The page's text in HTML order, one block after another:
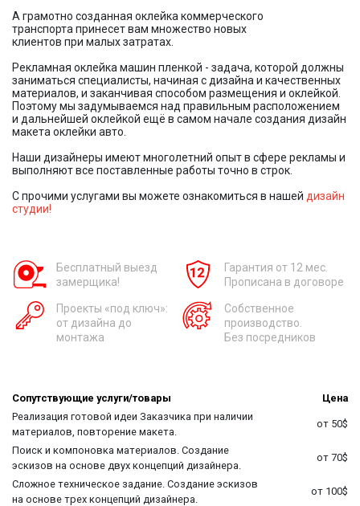
А грамотно созданная оклейка коммерческого
транспорта принесет вам множество новых
клиентов при малых затратах.
Рекламная оклейка машин пленкой - задача, которой должны
заниматься специалисты, начиная с дизайна и качественных
материалов, и заканчивая способом размещения и оклейкой.
Поэтому мы задумываемся над правильным расположением
и дальнейшей оклейкой ещё в самом начале создания дизайн
макета оклейки авто.
Наши дизайнеры имеют многолетний опыт в сфере рекламы и
выполняют все поставленные работы точно в строк.
С прочими услугами вы можете ознакомиться в нашей дизайн
студии!
Бесплатный выезд
замерщика!
Гарантия от 12 мес.
Прописана в договоре
Проекты «под ключ»:
от дизайна до
монтажа
Собственное
производство.
Без посредников
Сопутствующие услуги/товары
Цена
Реализация готовой идеи Заказчика при наличии
материалов, повторение макета.
от 50$
Поиск и компоновка материалов. Создание
эскизов на основе двух концепций дизайнера.
от 70$
Сложное техническое задание. Создание эскизов
на основе трех концепций дизайнера.
от 100$